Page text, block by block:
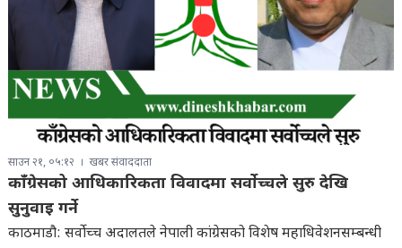
साउन २१, ०५:१२ खबर संवाददाता
काँग्रेसको आधिकारिकता विवादमा सर्वोच्चले सुरु देखि
सुनुवाइ गर्ने
काठमाडौ: सर्वोच्च अदालतले नेपाली कांग्रेसको विशेष महाधिवेशनसम्बन्धी